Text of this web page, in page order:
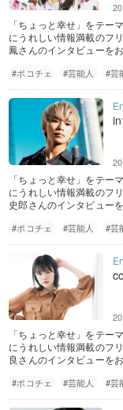
「ちょっと幸せ」をテー
にうれしい情報満載のフ
鳳さんのインタビューを
#ポコチェ #芸能人 #芸
「ちょっと幸せ」をテー
にうれしい情報満載のフ
史郎さんのインタビュー
#ポコチェ #芸能人 #芸
「ちょっと幸せ」をテー
にうれしい情報満載のフ
良さんのインタビューを
#ポコチェ #芸能人 #芸